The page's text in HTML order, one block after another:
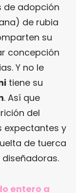
de adopción
de rubia
su
concepción
Y no le
tiene su
. Así que
del
expectantes y
de tuerca
entero a